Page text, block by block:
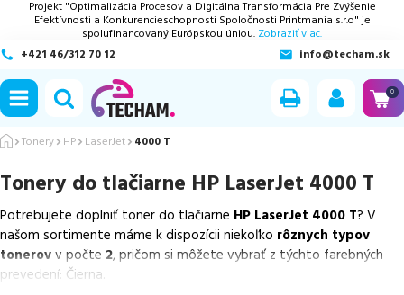
Projekt "Optimalizácia Procesov a Digitálna Transformácia Pre Zvýšenie
Efektívnosti a Konkurencieschopnosti Spoločnosti Printmania s.r.o" je
spolufinancovaný Európskou úniou. Zobraziť viac.
+421 46/312 70 12
info@techam.sk
0
Tonery HP LaserJet 4000 T
Tonery do tlačiarne HP LaserJet 4000 T
Potrebujete doplniť toner do tlačiarne HP LaserJet 4000 T? V
našom sortimente máme k dispozícii niekoľko rôznych typov
tonerovv počte 2, pričom si môžete vybrať z týchto farebných
prevedení: Čierna.